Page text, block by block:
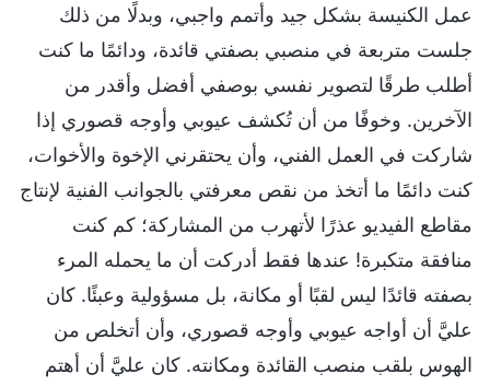
عمل الكنيسة بشكل جيد وأتمم واجبي، وبدلًا من ذلك
جلست متربعة في منصبي بصفتي قائدة، ودائمًا ما كنت
أطلب طرقًا لتصوير نفسي بوصفي أفضل وأقدر من
الآخرين. وخوفًا من أن تُكشف عيوبي وأوجه قصوري إذا
شاركت في العمل الفني، وأن يحتقرني الإخوة والأخوات،
كنت دائمًا ما أتخذ من نقص معرفتي بالجوانب الفنية لإنتاج
مقاطع الفيديو عذرًا لأتهرب من المشاركة؛ كم كنت
منافقة متكبرة! عندها فقط أدركت أن ما يحمله المرء
بصفته قائدًا ليس لقبًا أو مكانة، بل مسؤولية وعبئًا. كان
عليَّ أن أواجه عيوبي وأوجه قصوري، وأن أتخلص من
الهوس بلقب منصب القائدة ومكانته. كان عليَّ أن أهتم